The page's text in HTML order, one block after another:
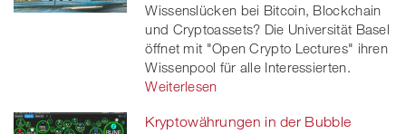
Wissenslücken bei Bitcoin, Blockchain
und Cryptoassets? Die Universität Basel
öffnet mit "Open Crypto Lectures" ihren
Wissenpool für alle Interessierten.
Weiterlesen
Kryptowährungen in der Bubble